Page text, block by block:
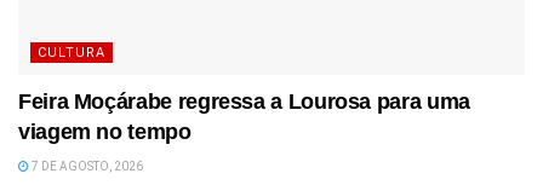
CULTURA
Feira Moçárabe regressa a Lourosa para uma
viagem no tempo
7 DE AGOSTO, 2026